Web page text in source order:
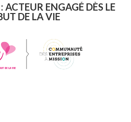
ACTEUR ENGAGÉ DÈS LE
DE LA VIE